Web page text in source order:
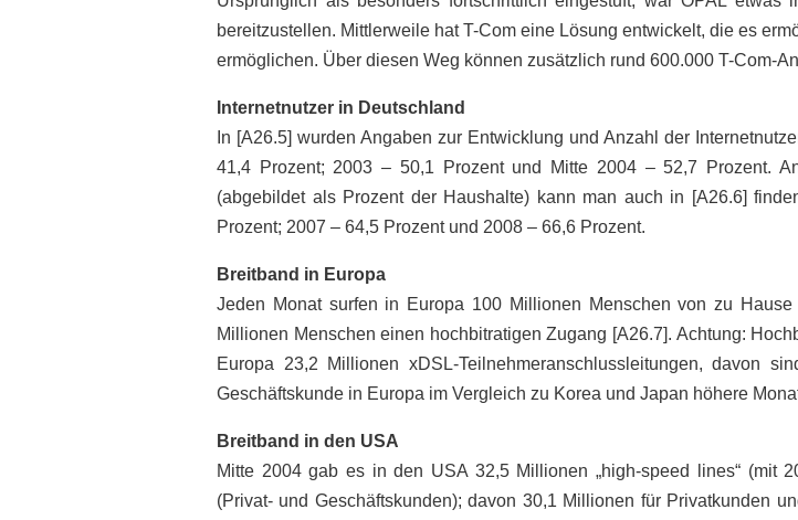
bereitzustellen. Mittlerweile hat T-Com eine Lösung entwickelt, die es
ermöglichen. Über diesen Weg können zusätzlich rund 600.000 T-Com-
Internetnutzer in Deutschland
In [A26.5] wurden Angaben zur Entwicklung und Anzahl der
41,4 Prozent; 2003 – 50,1 Prozent und Mitte 2004 – 52,7 Prozent.
(abgebildet als Prozent der Haushalte) kann man auch in [A26.6]
Prozent; 2007 – 64,5 Prozent und 2008 – 66,6 Prozent.
Breitband in Europa
Jeden Monat surfen in Europa 100 Millionen Menschen von zu
Millionen Menschen einen hochbitratigen Zugang [A26.7]. Achtung:
Europa 23,2 Millionen xDSL-Teilnehmeranschlussleitungen, davon
Geschäftskunde in Europa im Vergleich zu Korea und Japan höhere
Breitband in den USA
Mitte 2004 gab es in den USA 32,5 Millionen „high-speed lines“ (mit
(Privat- und Geschäftskunden); davon 30,1 Millionen für Privatkunden